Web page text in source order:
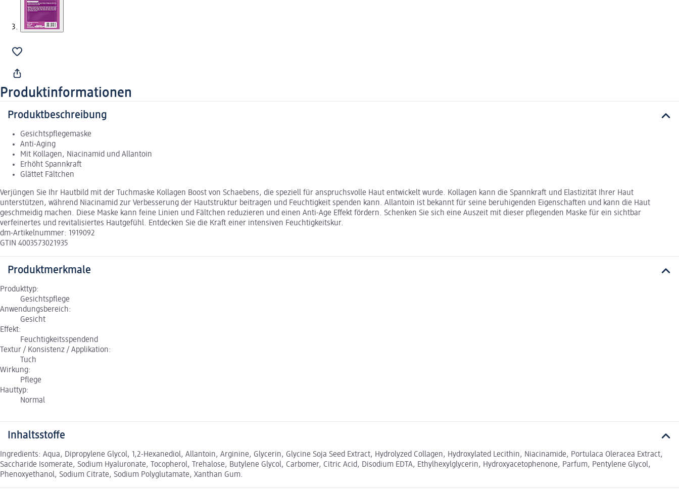
Produktinformationen
Produktbeschreibung
Gesichtspflegemaske
Anti-Aging
Mit Kollagen, Niacinamid und Allantoin
Erhöht Spannkraft
Glättet Fältchen
Verjüngen Sie Ihr Hautbild mit der Tuchmaske Kollagen Boost von Schaebens, die speziell für anspruchsvolle Haut entwickelt wurde. Kollagen kann die Spannkraft und Elastizität Ihrer Haut
unterstützen, während Niacinamid zur Verbesserung der Hautstruktur beitragen und Feuchtigkeit spenden kann. Allantoin ist bekannt für seine beruhigenden Eigenschaften und kann die Haut
geschmeidig machen. Diese Maske kann feine Linien und Fältchen reduzieren und einen Anti-Age Effekt fördern. Schenken Sie sich eine Auszeit mit dieser pflegenden Maske für ein sichtbar
verfeinertes und revitalisiertes Hautgefühl. Entdecken Sie die Kraft einer intensiven Feuchtigkeitskur.
dm-Artikelnummer: 1919092
GTIN 4003573021935
Produktmerkmale
Produkttyp:
Gesichtspflege
Anwendungsbereich:
Gesicht
Effekt:
Feuchtigkeitsspendend
Textur / Konsistenz / Applikation:
Tuch
Wirkung:
Pflege
Hauttyp:
Normal
Inhaltsstoffe
Ingredients: Aqua, Dipropylene Glycol, 1,2-Hexanediol, Allantoin, Arginine, Glycerin, Glycine Soja Seed Extract, Hydrolyzed Collagen, Hydroxylated Lecithin, Niacinamide, Portulaca Oleracea Extract,
Saccharide Isomerate, Sodium Hyaluronate, Tocopherol, Trehalose, Butylene Glycol, Carbomer, Citric Acid, Disodium EDTA, Ethylhexylglycerin, Hydroxyacetophenone, Parfum, Pentylene Glycol,
Phenoxyethanol, Sodium Citrate, Sodium Polyglutamate, Xanthan Gum.